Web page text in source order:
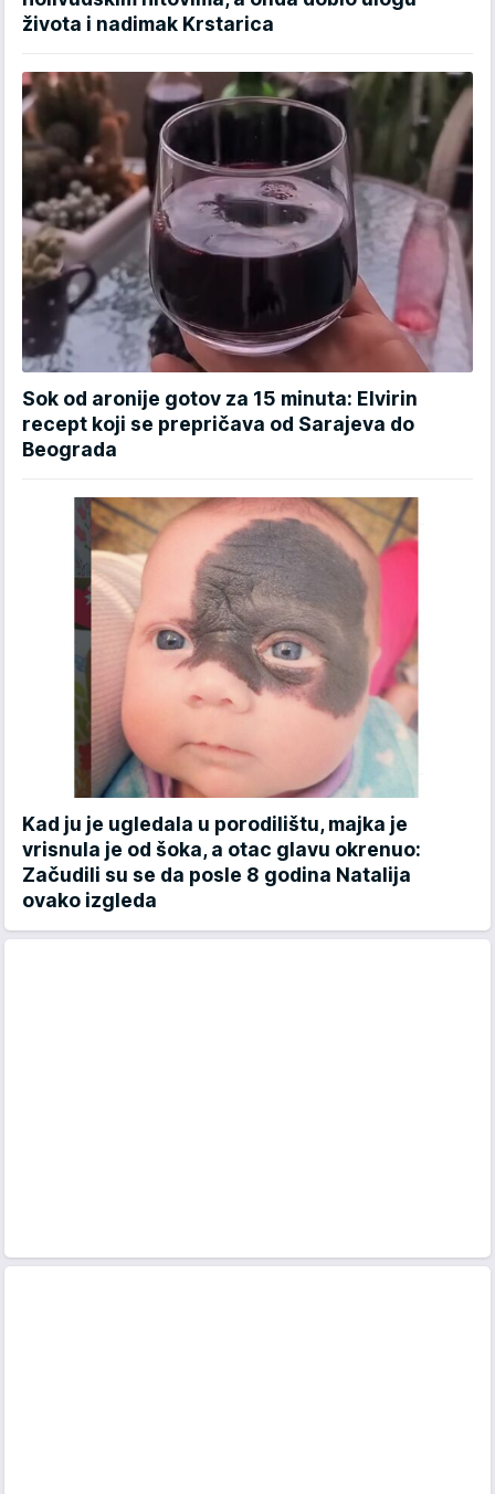
života i nadimak Krstarica
Sok od aronije gotov za 15 minuta: Elvirin
recept koji se prepričava od Sarajeva do
Beograda
Kad ju je ugledala u porodilištu, majka je
vrisnula je od šoka, a otac glavu okrenuo:
Začudili su se da posle 8 godina Natalija
ovako izgleda